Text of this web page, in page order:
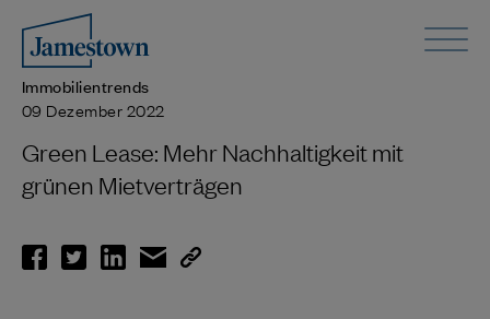
Immobilientrends
09 Dezember 2022
Green Lease: Mehr Nachhaltigkeit mit
grünen Mietverträgen